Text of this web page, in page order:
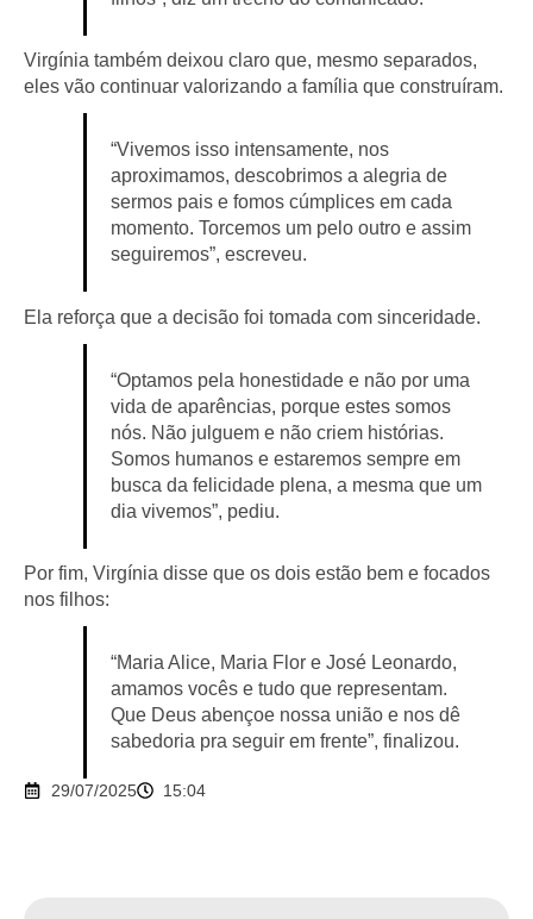
Virgínia também deixou claro que, mesmo separados,
eles vão continuar valorizando a família que construíram.
“Vivemos isso intensamente, nos
aproximamos, descobrimos a alegria de
sermos pais e fomos cúmplices em cada
momento. Torcemos um pelo outro e assim
seguiremos”, escreveu.
Ela reforça que a decisão foi tomada com sinceridade.
“Optamos pela honestidade e não por uma
vida de aparências, porque estes somos
nós. Não julguem e não criem histórias.
Somos humanos e estaremos sempre em
busca da felicidade plena, a mesma que um
dia vivemos”, pediu.
Por fim, Virgínia disse que os dois estão bem e focados
nos filhos:
“Maria Alice, Maria Flor e José Leonardo,
amamos vocês e tudo que representam.
Que Deus abençoe nossa união e nos dê
sabedoria pra seguir em frente”, finalizou.
29/07/2025 15:04